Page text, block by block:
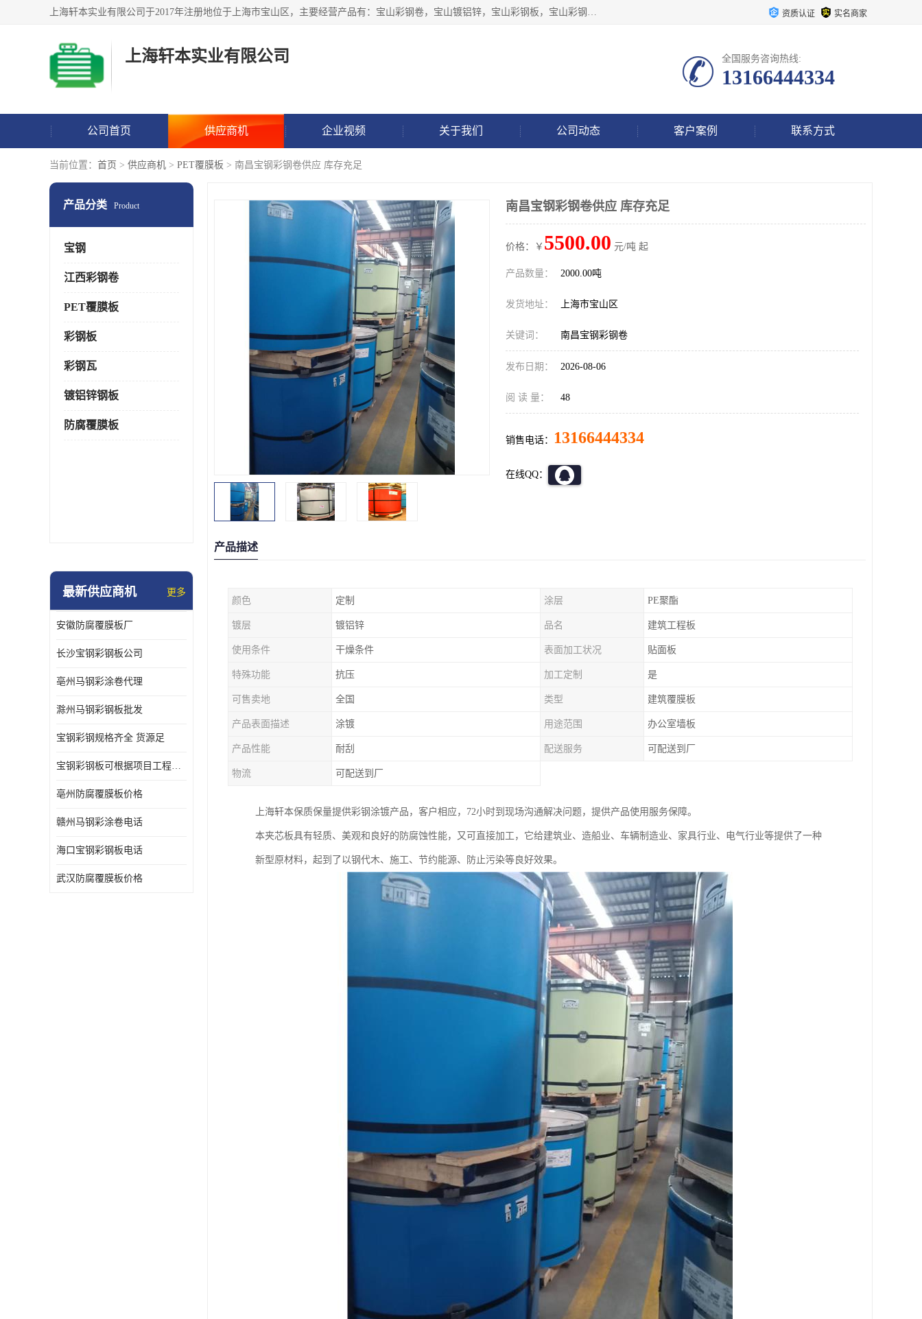
上海轩本实业有限公司于2017年注册地位于上海市宝山区，主要经营产品有：宝山彩钢卷，宝山镀铝锌，宝山彩钢板，宝山彩钢瓦等产品的生产和销售。 资质认证 实名商家
上海轩本实业有限公司 全国服务咨询热线:
13166444334
公司首页 供应商机 企业视频 关于我们 公司动态 客户案例 联系方式
当前位置： 首页 > 供应商机 > PET覆膜板 > 南昌宝钢彩钢卷供应 库存充足
产品分类 Product
宝钢
江西彩钢卷
PET覆膜板
彩钢板
彩钢瓦
镀铝锌钢板
防腐覆膜板
最新供应商机 更多
安徽防腐覆膜板厂
长沙宝钢彩钢板公司
亳州马钢彩涂卷代理
滁州马钢彩钢板批发
宝钢彩钢规格齐全 货源足
宝钢彩钢板可根据项目工程定制
亳州防腐覆膜板价格
赣州马钢彩涂卷电话
海口宝钢彩钢板电话
武汉防腐覆膜板价格
南昌宝钢彩钢卷供应 库存充足
价格：￥ 5500.00 元/吨 起
产品数量： 2000.00吨
发货地址： 上海市宝山区
关键词： 南昌宝钢彩钢卷
发布日期： 2026-08-06
阅 读 量： 48
销售电话： 13166444334
在线QQ：
产品描述
颜色 定制 涂层 PE聚酯
镀层 镀铝锌 品名 建筑工程板
使用条件 干燥条件 表面加工状况 贴面板
特殊功能 抗压 加工定制 是
可售卖地 全国 类型 建筑覆膜板
产品表面描述 涂镀 用途范围 办公室墙板
产品性能 耐刮 配送服务 可配送到厂
物流 可配送到厂
上海轩本保质保量提供彩钢涂镀产品，客户相应，72小时到现场沟通解决问题，提供产品使用服务保障。
本夹芯板具有轻质、美观和良好的防腐蚀性能，又可直接加工，它给建筑业、造船业、车辆制造业、家具行业、电气行业等提供了一种
新型原材料，起到了以钢代木、施工、节约能源、防止污染等良好效果。